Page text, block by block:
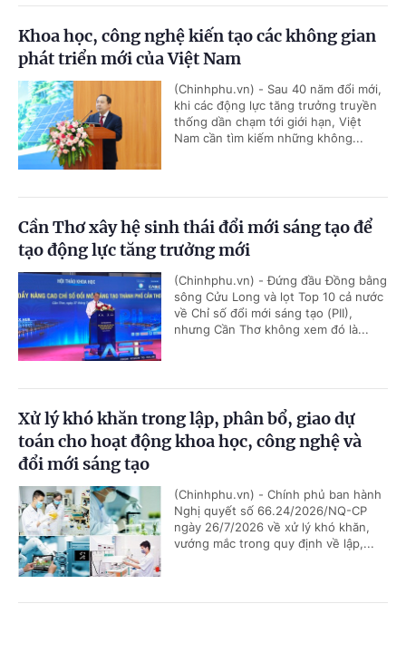
Khoa học, công nghệ kiến tạo các không gian
phát triển mới của Việt Nam
(Chinhphu.vn) - Sau 40 năm đổi mới,
khi các động lực tăng trưởng truyền
thống dần chạm tới giới hạn, Việt
Nam cần tìm kiếm những không...
Cần Thơ xây hệ sinh thái đổi mới sáng tạo để
tạo động lực tăng trưởng mới
(Chinhphu.vn) - Đứng đầu Đồng bằng
sông Cửu Long và lọt Top 10 cả nước
về Chỉ số đổi mới sáng tạo (PII),
nhưng Cần Thơ không xem đó là...
Xử lý khó khăn trong lập, phân bổ, giao dự
toán cho hoạt động khoa học, công nghệ và
đổi mới sáng tạo
(Chinhphu.vn) - Chính phủ ban hành
Nghị quyết số 66.24/2026/NQ-CP
ngày 26/7/2026 về xử lý khó khăn,
vướng mắc trong quy định về lập,...